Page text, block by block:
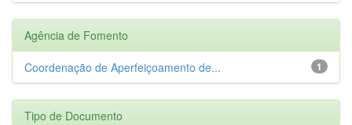
Agência de Fomento
1
Coordenação de Aperfeiçoamento de...
Tipo de Documento